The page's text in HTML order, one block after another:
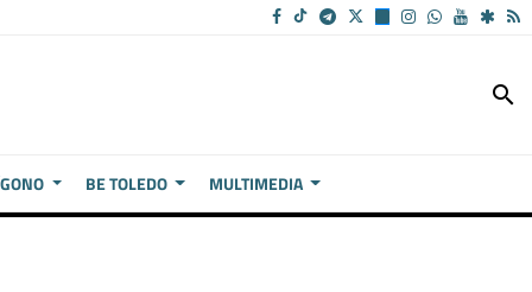
search
BE TOLEDO MULTIMEDIA